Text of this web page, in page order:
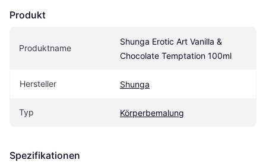
Produkt
Produktname
Shunga Erotic Art Vanilla &
Chocolate Temptation 100ml
Hersteller Shunga
Typ Körperbemalung
Spezifikationen